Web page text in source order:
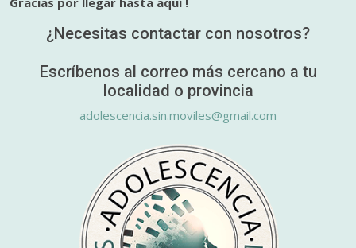
¿Necesitas contactar con nosotros?
Escríbenos al correo más cercano a tu
localidad o provincia
adolescencia.sin.moviles@gmail.com